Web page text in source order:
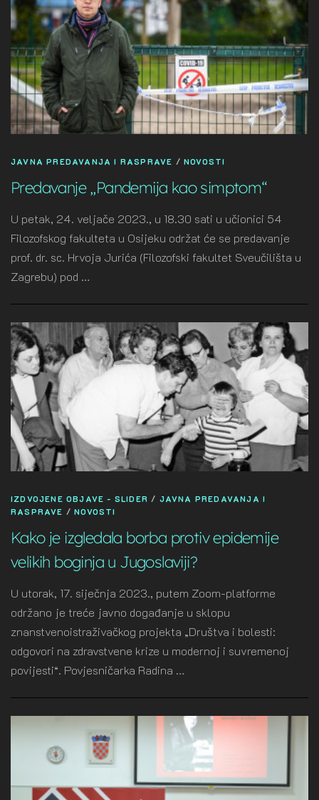
JAVNA PREDAVANJA I RASPRAVE /NOVOSTI
Predavanje „Pandemija kao simptom“
U petak, 24. veljače 2023., u 18.30 sati u učionici 54
Filozofskog fakulteta u Osijeku održat će se predavanje
prof. dr. sc. Hrvoja Jurića (Filozofski fakultet Sveučilišta u
Zagrebu) pod …
IZDVOJENE OBJAVE - SLIDER / JAVNA PREDAVANJA I
RASPRAVE /NOVOSTI
Kako je izgledala borba protiv epidemije
velikih boginja u Jugoslaviji?
U utorak, 17. siječnja 2023., putem Zoom-platforme
održano je treće javno događanje u sklopu
znanstvenoistraživačkog projekta „Društva i bolesti:
odgovori na zdravstvene krize u modernoj i suvremenoj
povijesti“. Povjesničarka Radina …